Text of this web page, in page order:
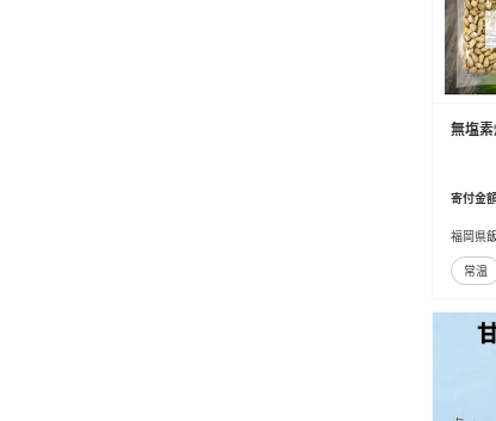
無塩素
寄付金
福岡県
常温